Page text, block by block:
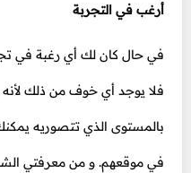
أرغب في التجربة
في حال كان لك أي رغبة في
فلا يوجد أي خوف من ذلك
بالمستوى الذي تتصوريه
في موقعهم. و من معرفتي